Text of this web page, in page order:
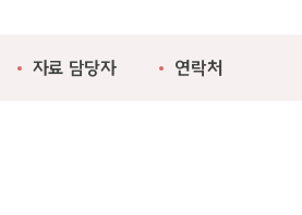
자료 담당자 연락처